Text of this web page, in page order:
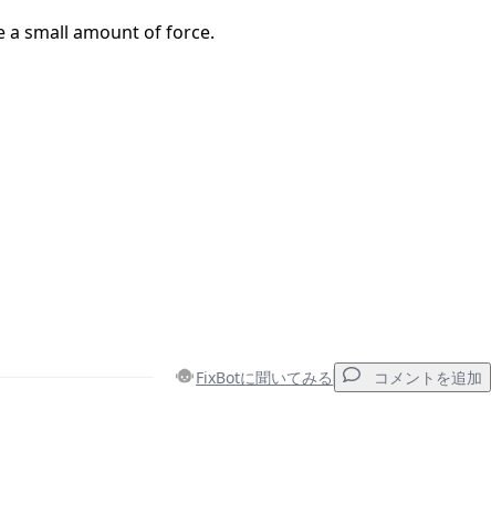
a small amount of force.
FixBotに聞いてみる コメントを追加